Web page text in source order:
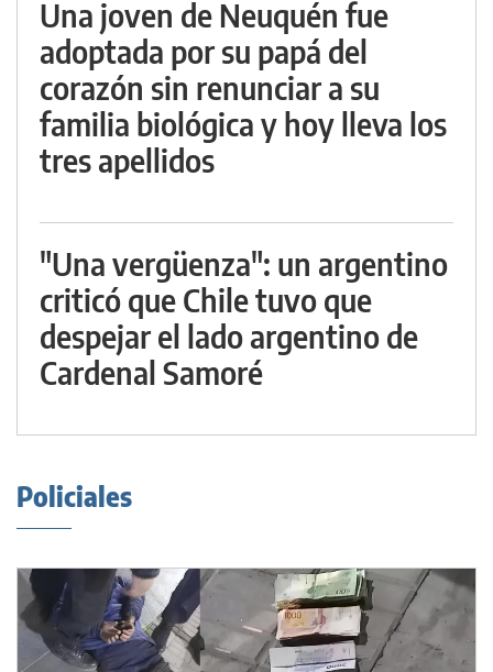
Una joven de Neuquén fue
adoptada por su papá del
corazón sin renunciar a su
familia biológica y hoy lleva los
tres apellidos
"Una vergüenza": un argentino
criticó que Chile tuvo que
despejar el lado argentino de
Cardenal Samoré
Policiales